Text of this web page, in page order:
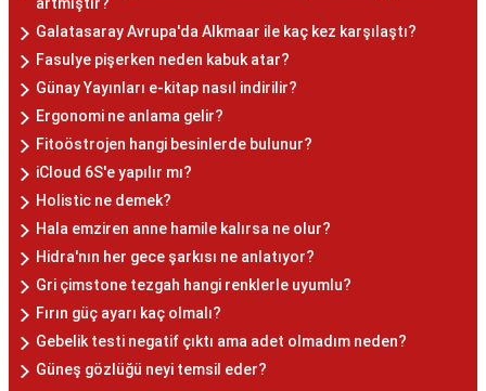
Galatasaray Avrupa'da Alkmaar ile kaç kez karşılaştı?
Fasulye pişerken neden kabuk atar?
Günay Yayınları e-kitap nasıl indirilir?
Ergonomi ne anlama gelir?
Fitoöstrojen hangi besinlerde bulunur?
iCloud 6S'e yapılır mı?
Holistic ne demek?
Hala emziren anne hamile kalırsa ne olur?
Hidra'nın her gece şarkısı ne anlatıyor?
Gri çimstone tezgah hangi renklerle uyumlu?
Fırın güç ayarı kaç olmalı?
Gebelik testi negatif çıktı ama adet olmadım neden?
Güneş gözlüğü neyi temsil eder?